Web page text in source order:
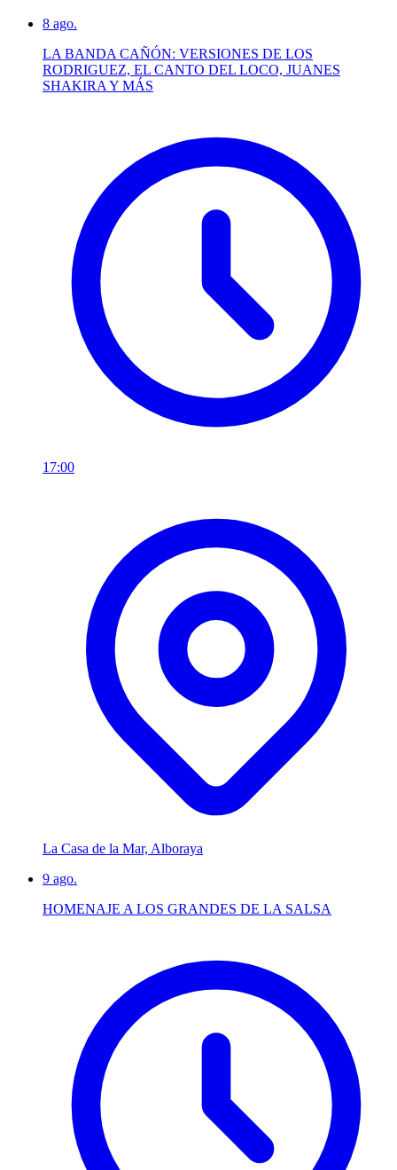
8 ago.
LA BANDA CAÑÓN: VERSIONES DE LOS
RODRIGUEZ, EL CANTO DEL LOCO, JUANES
SHAKIRA Y MÁS
17:00
La Casa de la Mar, Alboraya
9 ago.
HOMENAJE A LOS GRANDES DE LA SALSA